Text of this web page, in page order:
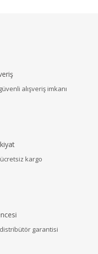
alışveriş imkanı
kargo
garantisi